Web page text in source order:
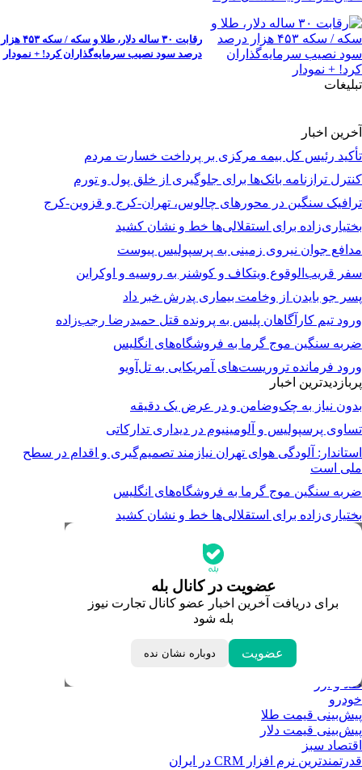
رقابت ۳۰ ساله دلار، طلا و سکه / سکه ۴۵۳ هزار
درصد سود نصیب سرمایه‌گذاران کرد! + نمودار
تبلیغات
آخرین اخبار
تأکید رئیس کل بیمه مرکزی بر پرداخت خسارت مردم
کنترل ترازنامه بانک‌ها برای جلوگیری از خلق پول و تورم
ترافیک سنگین در محورهای چالوس، تهران-کرج و قزوین-کرج
بختیاری‌زاده برای استقلالی‌ها خط و نشان کشید
مدافع جوان نیروی زمینی به پرسپولیس پیوست
سفر قریب‌الوقوع ویتکاف و کوشنر به روسیه و اوکراین
پسر جو بایدن از وخامت بیماری پدرش خبر داد
ورود تیم کارآگاهان پلیس به پرونده قتل حمیدرضا رجب‌زاده
ضربه سنگین موج گرما به فروشگاه‌های انگلیس
ورود فرمانده تروریست‌های آمریکایی به تل‌آویو
پربازدیدترین اخبار
بدون نیاز به چک‌وضامن و در عرض یک دقیقه
تساوی پرسپولیس و آلومینیوم در دیداری تدارکاتی
استاندار: آلودگی هوای تهران نیازمند تصمیم‌گیری و اقدام در سطح
ملی است
ضربه سنگین موج گرما به فروشگاه‌های انگلیس
بختیاری‌زاده برای استقلالی‌ها خط و نشان کشید
عضویت در کانال بله
برای دریافت آخرین اخبار عضو کانال تجارت نیوز
بله شود
عضویت دوباره نشان نده
جدیدترین قیمت‌ها
قیمت درهم امارات
لحظه تحویل سال
داغ‌ترین‌های اقتصادی
طلا و ارز
خودرو
پیش‌بینی قیمت طلا
پیش‌بینی قیمت دلار
اقتصاد سبز
قدرتمندترین نرم‌ افزار CRM در ایران